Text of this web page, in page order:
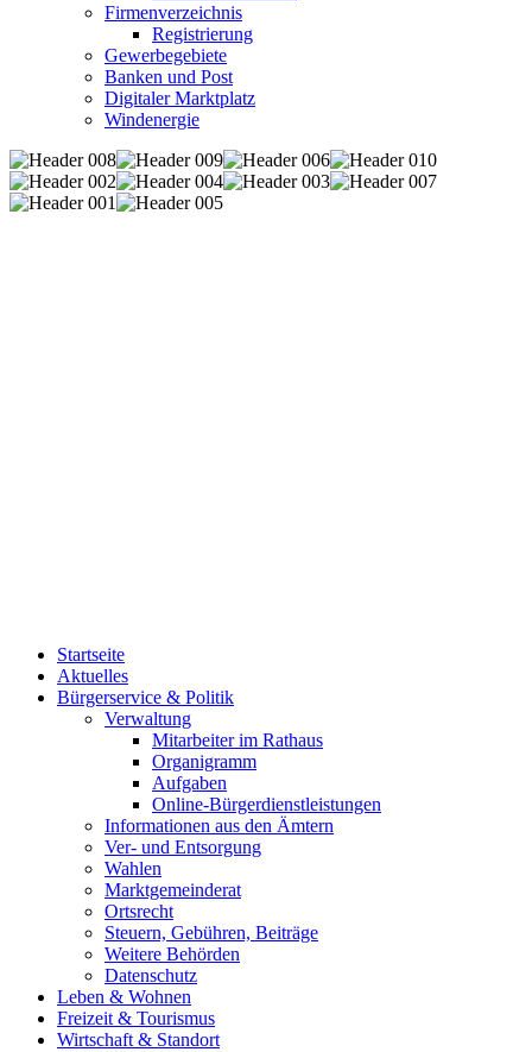
Firmenverzeichnis
Registrierung
Gewerbegebiete
Banken und Post
Digitaler Marktplatz
Windenergie
Startseite
Aktuelles
Bürgerservice & Politik
Verwaltung
Mitarbeiter im Rathaus
Organigramm
Aufgaben
Online-Bürgerdienstleistungen
Informationen aus den Ämtern
Ver- und Entsorgung
Wahlen
Marktgemeinderat
Ortsrecht
Steuern, Gebühren, Beiträge
Weitere Behörden
Datenschutz
Leben & Wohnen
Freizeit & Tourismus
Wirtschaft & Standort